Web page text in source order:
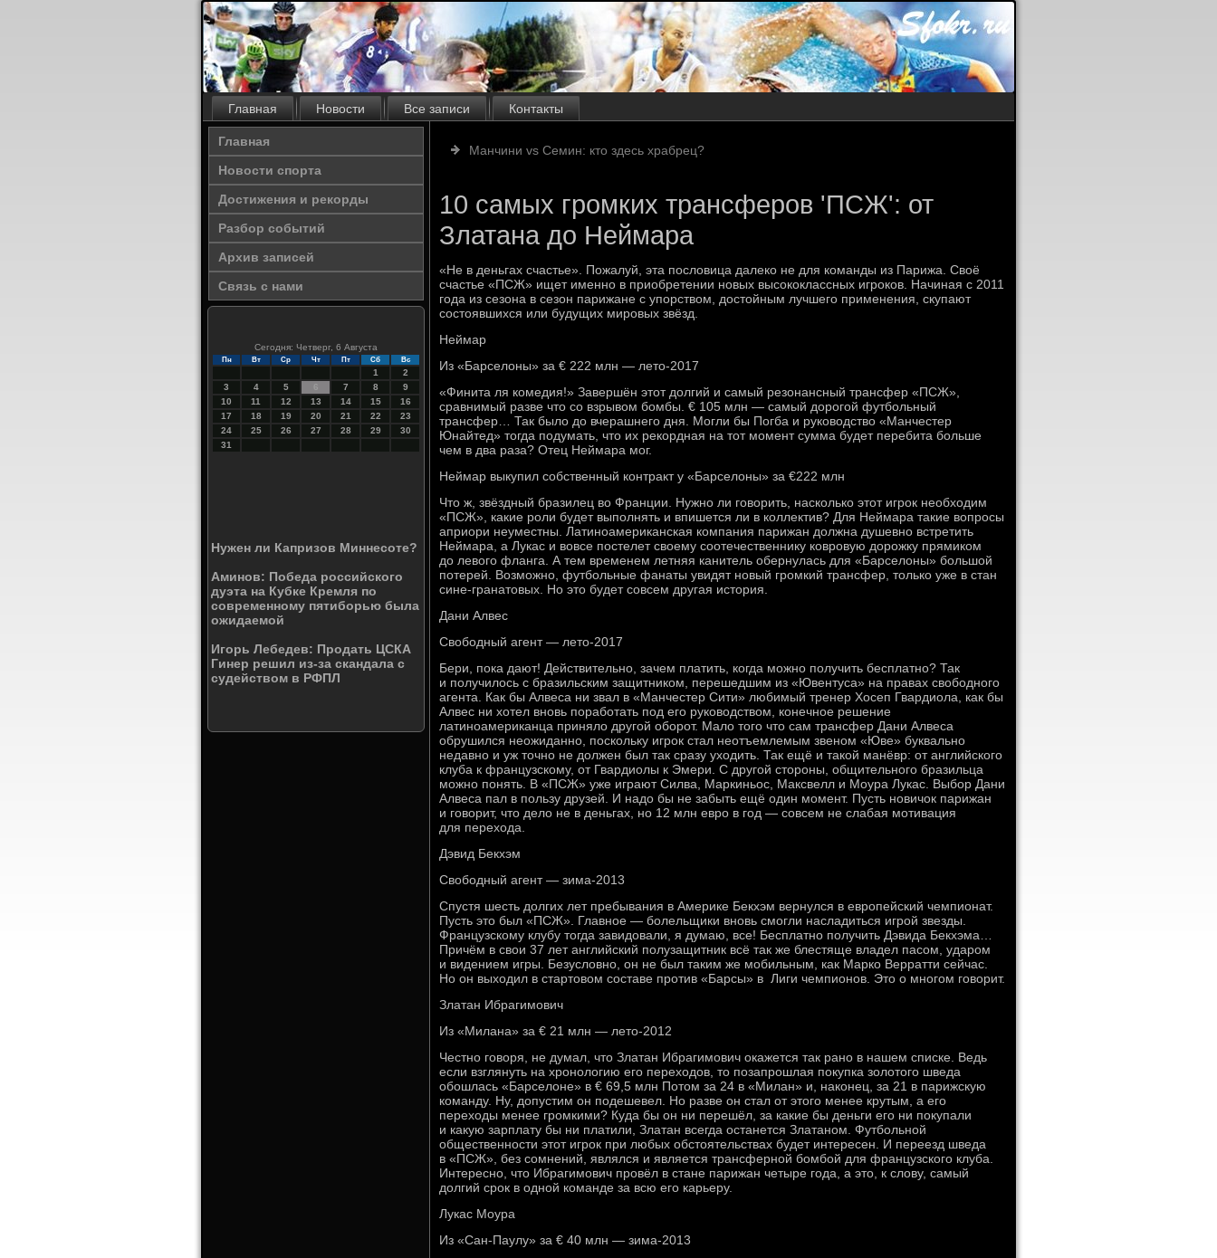
Главная Новости Все записи Контакты
Главная
Новости спорта
Достижения и рекорды
Разбор событий
Архив записей
Связь с нами
Сегодня: Четверг, 6 Августа
Пн Вт Ср Чт Пт Сб Вс
1
2
3
4 5 6 7 8
9
10
11 12 13 14 15
16
17
18 19 20 21 22
23
24
25 26 27 28 29
30
31
Нужен ли Капризов Миннесоте?
Аминов: Победа российского
дуэта на Кубке Кремля по
современному пятиборью была
ожидаемой
Игорь Лебедев: Продать ЦСКА
Гинер решил из-за скандала с
судейством в РФПЛ
Манчини vs Семин: кто здесь храбрец?
10 самых громких трансферов 'ПСЖ': от
Златана до Неймара
«Не в деньгах счастье». Пожалуй, эта пословица далеко не для команды из Парижа. Своё
счастье «ПСЖ» ищет именно в приобретении новых высококлассных игроков. Начиная с 2011
года из сезона в сезон парижане с упорством, достойным лучшего применения, скупают
состоявшихся или будущих мировых звёзд.
Неймар
Из «Барселоны» за € 222 млн — лето-2017
«Финита ля комедия!» Завершён этот долгий и самый резонансный трансфер «ПСЖ»,
сравнимый разве что со взрывом бомбы. € 105 млн — самый дорогой футбольный
трансфер… Так было до вчерашнего дня. Могли бы Погба и руководство «Манчестер
Юнайтед» тогда подумать, что их рекордная на тот момент сумма будет перебита больше
чем в два раза? Отец Неймара мог.
Неймар выкупил собственный контракт у «Барселоны» за €222 млн
Что ж, звёздный бразилец во Франции. Нужно ли говорить, насколько этот игрок необходим
«ПСЖ», какие роли будет выполнять и впишется ли в коллектив? Для Неймара такие вопросы
априори неуместны. Латиноамериканская компания парижан должна душевно встретить
Неймара, а Лукас и вовсе постелет своему соотечественнику ковровую дорожку прямиком
до левого фланга. А тем временем летняя канитель обернулась для «Барселоны» большой
потерей. Возможно, футбольные фанаты увидят новый громкий трансфер, только уже в стан
сине-гранатовых. Но это будет совсем другая история.
Дани Алвес
Свободный агент — лето-2017
Бери, пока дают! Действительно, зачем платить, когда можно получить бесплатно? Так
и получилось с бразильским защитником, перешедшим из «Ювентуса» на правах свободного
агента. Как бы Алвеса ни звал в «Манчестер Сити» любимый тренер Хосеп Гвардиола, как бы
Алвес ни хотел вновь поработать под его руководством, конечное решение
латиноамериканца приняло другой оборот. Мало того что сам трансфер Дани Алвеса
обрушился неожиданно, поскольку игрок стал неотъемлемым звеном «Юве» буквально
недавно и уж точно не должен был так сразу уходить. Так ещё и такой манёвр: от английского
клуба к французскому, от Гвардиолы к Эмери. С другой стороны, общительного бразильца
можно понять. В «ПСЖ» уже играют Силва, Маркиньос, Максвелл и Моура Лукас. Выбор Дани
Алвеса пал в пользу друзей. И надо бы не забыть ещё один момент. Пусть новичок парижан
и говорит, что дело не в деньгах, но 12 млн евро в год — совсем не слабая мотивация
для перехода.
Дэвид Бекхэм
Свободный агент — зима-2013
Спустя шесть долгих лет пребывания в Америке Бекхэм вернулся в европейский чемпионат.
Пусть это был «ПСЖ». Главное — болельщики вновь смогли насладиться игрой звезды.
Французскому клубу тогда завидовали, я думаю, все! Бесплатно получить Дэвида Бекхэма…
Причём в свои 37 лет английский полузащитник всё так же блестяще владел пасом, ударом
и видением игры. Безусловно, он не был таким же мобильным, как Марко Верратти сейчас.
Но он выходил в стартовом составе против «Барсы» в Лиги чемпионов. Это о многом говорит.
Златан Ибрагимович
Из «Милана» за € 21 млн — лето-2012
Честно говоря, не думал, что Златан Ибрагимович окажется так рано в нашем списке. Ведь
если взглянуть на хронологию его переходов, то позапрошлая покупка золотого шведа
обошлась «Барселоне» в € 69,5 млн Потом за 24 в «Милан» и, наконец, за 21 в парижскую
команду. Ну, допустим он подешевел. Но разве он стал от этого менее крутым, а его
переходы менее громкими? Куда бы он ни перешёл, за какие бы деньги его ни покупали
и какую зарплату бы ни платили, Златан всегда останется Златаном. Футбольной
общественности этот игрок при любых обстоятельствах будет интересен. И переезд шведа
в «ПСЖ», без сомнений, являлся и является трансферной бомбой для французского клуба.
Интересно, что Ибрагимович провёл в стане парижан четыре года, а это, к слову, самый
долгий срок в одной команде за всю его карьеру.
Лукас Моура
Из «Сан-Паулу» за € 40 млн — зима-2013